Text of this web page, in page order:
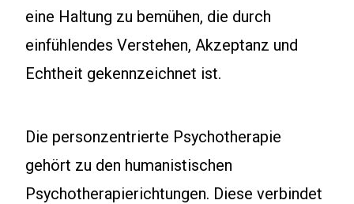
eine Haltung zu bemühen, die durch
einfühlendes Verstehen, Akzeptanz und
Echtheit gekennzeichnet ist.
Die personzentrierte Psychotherapie
gehört zu den humanistischen
Psychotherapierichtungen. Diese verbindet